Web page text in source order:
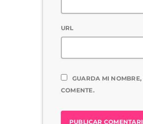
URL
GUARDA MI
COMENTE.